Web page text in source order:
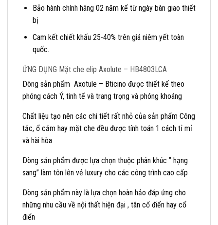
Bảo hành chính hãng 02 năm kể từ ngày bàn giao thiết
bị
Cam kết chiết khấu 25-40% trên giá niêm yết toàn
quốc.
ỨNG DỤNG Mặt che elip Axolute – HB4803LCA
Dòng sản phẩm Axotule – Bticino được thiết kế theo
phóng cách Ý, tinh tế và trang trọng và phóng khoáng
Chất liệu tạo nên các chi tiết rất nhỏ của sản phẩm Công
tắc, ổ cắm hay mặt che đều được tính toán 1 cách tỉ mỉ
và hài hòa
Dòng sản phẩm được lựa chọn thuộc phân khúc ” hạng
sang” làm tôn lên vẻ luxury cho các công trình cao cấp
Dòng sản phẩm này là lựa chọn hoàn hảo đáp ứng cho
những nhu cầu về nội thất hiện đại , tân cổ điển hay cổ
điển